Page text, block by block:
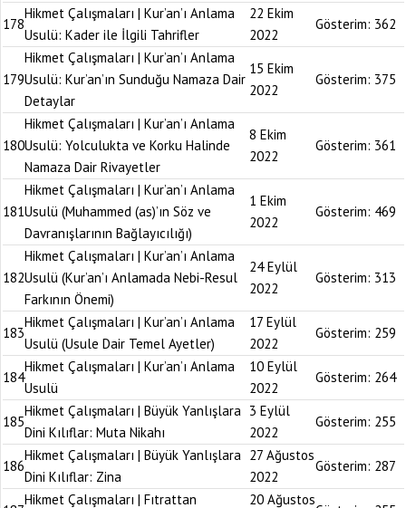
178
Hikmet Çalışmaları | Kur’an’ı Anlama
Usulü: Kader ile İlgili Tahrifler
22 Ekim
2022
Gösterim: 362
179
Hikmet Çalışmaları | Kur’an’ı Anlama
Usulü: Kur’an’ın Sunduğu Namaza Dair
Detaylar
15 Ekim
2022
Gösterim: 375
180
Hikmet Çalışmaları | Kur’an’ı Anlama
Usulü: Yolculukta ve Korku Halinde
Namaza Dair Rivayetler
8 Ekim
2022
Gösterim: 361
181
Hikmet Çalışmaları | Kur’an’ı Anlama
Usulü (Muhammed (as)’ın Söz ve
Davranışlarının Bağlayıcılığı)
1 Ekim
2022
Gösterim: 469
182
Hikmet Çalışmaları | Kur’an’ı Anlama
Usulü (Kur’an’ı Anlamada Nebi-Resul
Farkının Önemi)
24 Eylül
2022
Gösterim: 313
183
Hikmet Çalışmaları | Kur’an’ı Anlama
Usulü (Usule Dair Temel Ayetler)
17 Eylül
2022
Gösterim: 259
184
Hikmet Çalışmaları | Kur’an’ı Anlama
Usulü
10 Eylül
2022
Gösterim: 264
185
Hikmet Çalışmaları | Büyük Yanlışlara
Dini Kılıflar: Muta Nikahı
3 Eylül
2022
Gösterim: 255
186
Hikmet Çalışmaları | Büyük Yanlışlara
Dini Kılıflar: Zina
27 Ağustos
2022
Gösterim: 287
Hikmet Çalışmaları | Fıtrattan 20 Ağustos